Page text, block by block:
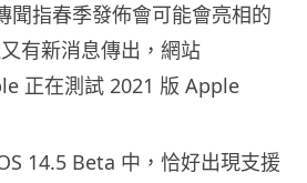
聞指春季發佈會可能會亮相的
有新消息傳出，網站
正在測試 2021 版 Apple
14.5 Beta 中，恰好出現支援